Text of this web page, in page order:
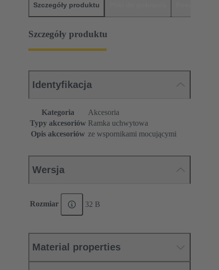
Szczegóły produktu
Szczegóły produktu
Identyfikacja
Kategoria
Akcesoria
Typy akcesoriów Ramka uchwytowa
Opis akcesoriów ze wspornikami mocującymi
Wersja
Rozmiar 32 B
Material properties